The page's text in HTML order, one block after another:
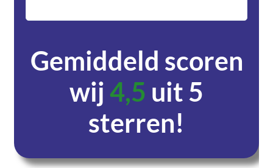
Gemiddeld scoren
wij4,5 uit 5
sterren!